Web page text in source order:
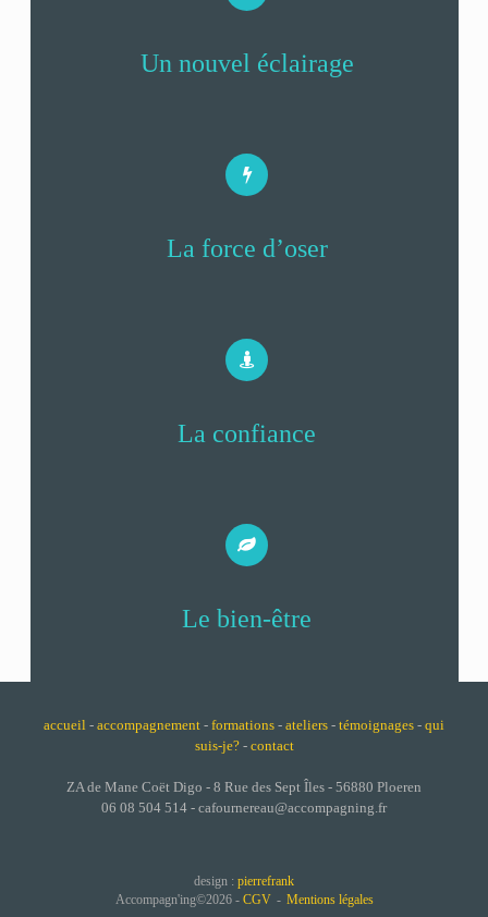
Un nouvel éclairage
La force d’oser
La confiance
Le bien-être
accueil - accompagnement - formations - ateliers - témoignages - qui
suis-je?- contact
ZA de Mane Coët Digo - 8 Rue des Sept Îles - 56880 Ploeren
06 08 504 514 - cafournereau@accompagning.fr
design : pierrefrank
Accompagn'ing©2026 - CGV Mentions légales